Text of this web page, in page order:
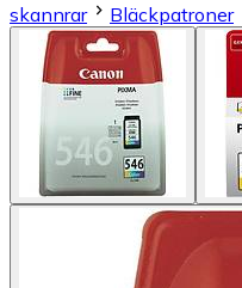
skannrar
Bläckpatroner